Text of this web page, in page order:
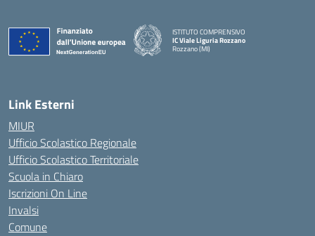
ISTITUTO COMPRENSIVO
IC Viale Liguria Rozzano
Rozzano (MI)
Link Esterni
MIUR
Ufficio Scolastico Regionale
Ufficio Scolastico Territoriale
Scuola in Chiaro
Iscrizioni On Line
Invalsi
Comune